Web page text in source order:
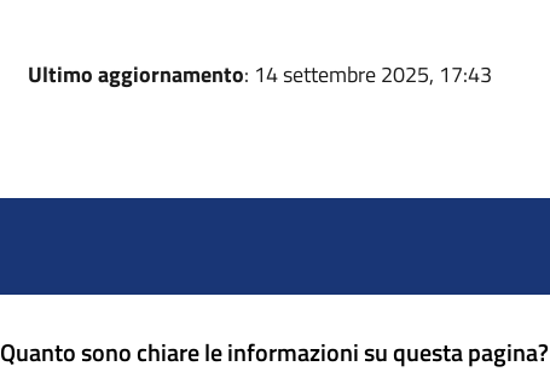
Ultimo aggiornamento: 14 settembre 2025, 17:43
Quanto sono chiare le informazioni su questa pagina?